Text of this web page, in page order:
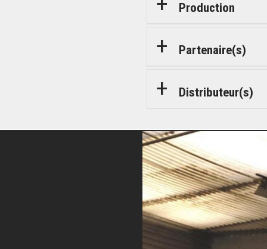
Production
Partenaire(s)
Distributeur(s)
© Artémis Productions/